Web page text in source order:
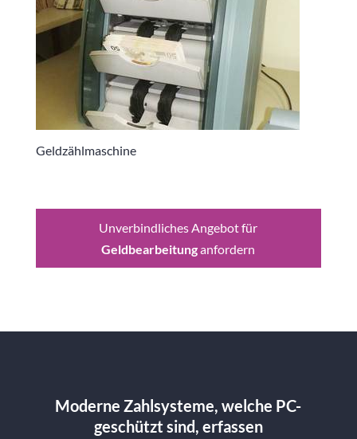
Geldzählmaschine
Unverbindliches Angebot für
Geldbearbeitunganfordern
Moderne Zahlsysteme, welche PC-
geschützt sind, erfassen